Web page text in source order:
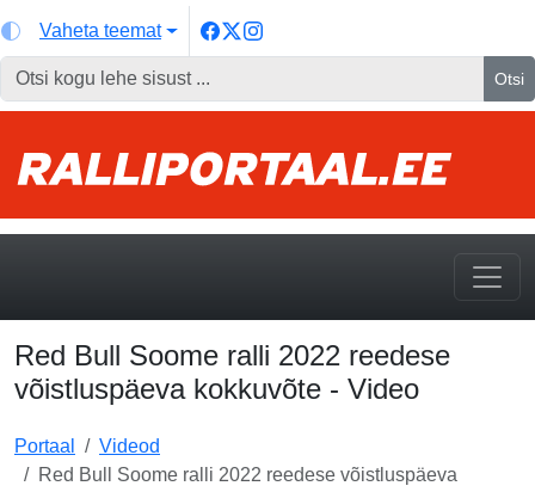
Vaheta teemat
Otsi
Red Bull Soome ralli 2022 reedese
võistluspäeva kokkuvõte - Video
Portaal
Videod
Red Bull Soome ralli 2022 reedese võistluspäeva